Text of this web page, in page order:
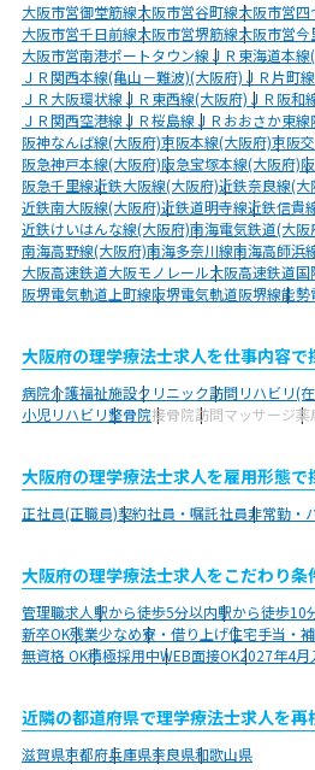
大阪市営御堂筋線大阪市営谷町線大阪市営四
大阪市営千日前線大阪市営堺筋線大阪市営今
大阪市営南港ポートタウン線ＪＲ東海道本
ＪＲ関西本線(亀山－難波)(大阪府)ＪＲ片町
ＪＲ大阪環状線ＪＲ東西線(大阪府)ＪＲ阪和
ＪＲ関西空港線ＪＲ桜島線ＪＲおおさか東線
阪神なんば線(大阪府)京阪本線(大阪府)京阪
阪急神戸本線(大阪府)阪急宝塚本線(大阪府)
阪急千里線近鉄大阪線(大阪府)近鉄奈良線(大
近鉄南大阪線(大阪府)近鉄道明寺線近鉄信貴
近鉄けいはんな線(大阪府)南海電気鉄道(大阪
南海高野線(大阪府)南海多奈川線南海高師浜
大阪高速鉄道大阪モノレール大阪高速鉄道
阪堺電気軌道上町線阪堺電気軌道阪堺線能勢
大阪府の理学療法士求人を仕事内容で
病院介護福祉施設クリニック訪問リハビリ(
小児リハビリ整骨院接骨院訪問マッサージ薬
大阪府の理学療法士求人を雇用形態で
正社員(正職員)契約社員・嘱託社員非常勤・
大阪府の理学療法士求人をこだわり条
管理職求人駅から徒歩5分以内駅から徒歩10
新卒OK残業少なめ寮・借り上げ住宅手当・
無資格 OK積極採用中WEB面接OK2027年4月
近隣の都道府県で理学療法士求人を再
滋賀県京都府兵庫県奈良県和歌山県